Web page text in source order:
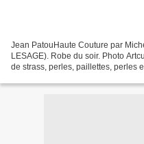
Jean PatouHaute Couture par
LESAGE). Robe du soir. Photo
de strass, perles, paillettes, perles